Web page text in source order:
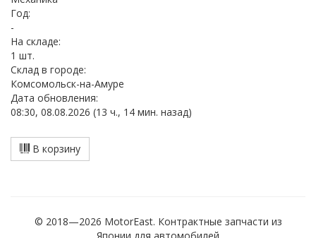
Год:
-
На складе:
1 шт.
Cклад в городе:
Комсомольск-на-Амуре
Дата обновления:
08:30, 08.08.2026 (13 ч., 14 мин. назад)
В корзину
© 2018—2026 MotorEast. Контрактные запчасти из
Японии для автомобилей